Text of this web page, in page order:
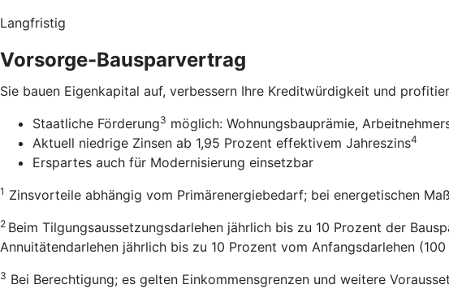
Langfristig
Vorsorge-Bausparvertrag
Sie bauen Eigenkapital auf, verbessern Ihre Kreditwürdigkeit und
Staatliche Förderung3 möglich: Wohnungsbauprämie,
Aktuell niedrige Zinsen ab 1,95 Prozent effektivem Jahreszins4
Erspartes auch für Modernisierung einsetzbar
1 Zinsvorteile abhängig vom Primärenergiebedarf; bei energetischen
2 Beim Tilgungsaussetzungsdarlehen jährlich bis zu 10 Prozent der
Annuitätendarlehen jährlich bis zu 10 Prozent vom Anfangsdarlehen
3 Bei Berechtigung; es gelten Einkommensgrenzen und weitere